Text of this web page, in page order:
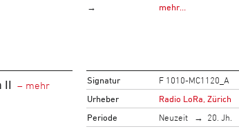
→
mehr…
II Signatur
F 1010-MC1120_A
Urheber
Radio LoRa, Zürich
Periode
Neuzeit 20. Jh.